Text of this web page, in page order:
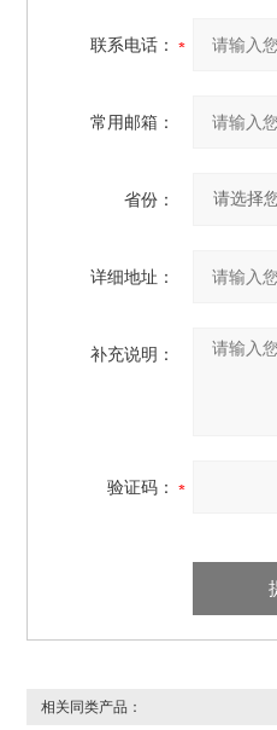
联系电话：
常用邮箱：
省份：
详细地址：
补充说明：
验证码：
相关同类产品：